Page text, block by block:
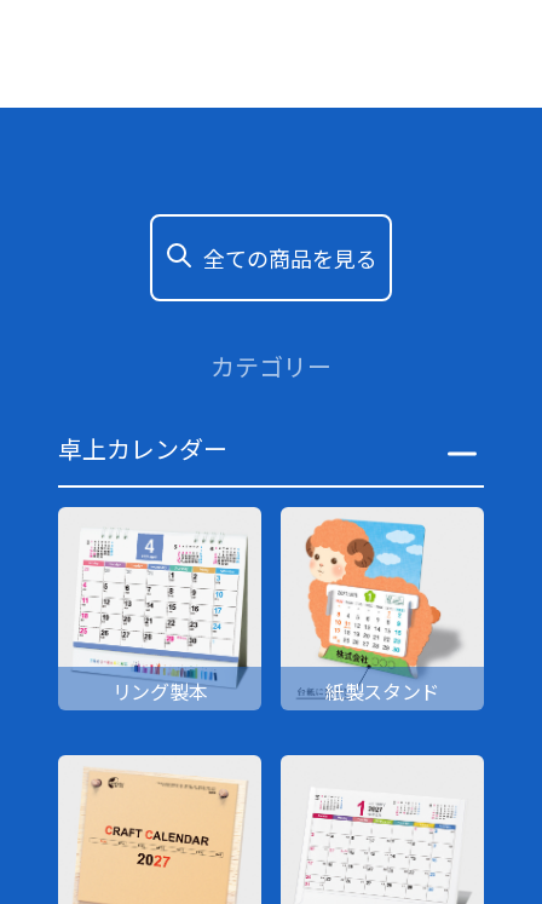
全ての商品を見る
カテゴリー
卓上カレンダー
リング製本 紙製スタンド